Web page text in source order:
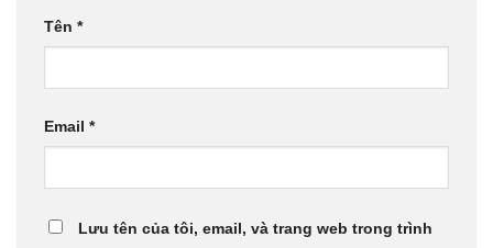
Tên *
Email *
Lưu tên của tôi, email, và trang web trong trình